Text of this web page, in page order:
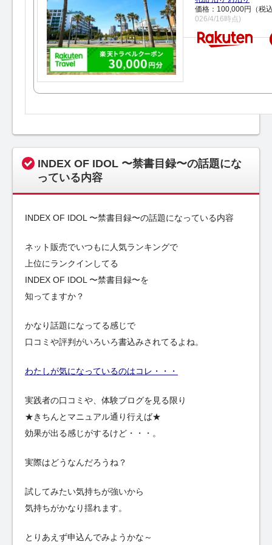
価格：100,000円（税
026/4/16時点)
INDEX OF IDOL 〜禁書目録〜の話題にな
っている内容
INDEX OF IDOL 〜禁書目録〜の話題になっている内容
ネット販売でいつもに人気ランキングで
上位にランクインしてる
INDEX OF IDOL 〜禁書目録〜を
知ってますか？
かなり話題になってる感じで
口コミや評判がいろいろ書込みされてるよね。
わたしが気になっているのはコレ・・・
実践者の口コミや、体験ブログを見る限り
★きちんとマニュアル通り行えば★
効果が出る感じがするけど・・・。
実際はどうなんだろうね？
試してみたい気持ちが強いから
気持ちがかなり揺れます。
とりあえず申込んでみようかな～